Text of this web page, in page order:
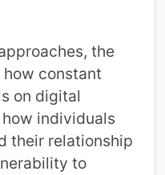
the
constant
on digital
individuals
their relationship
to